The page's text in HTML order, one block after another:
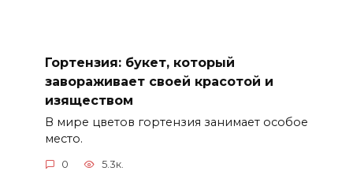
Гортензия: букет, который
завораживает своей красотой и
изяществом
В мире цветов гортензия занимает особое
место.
0 5.3к.